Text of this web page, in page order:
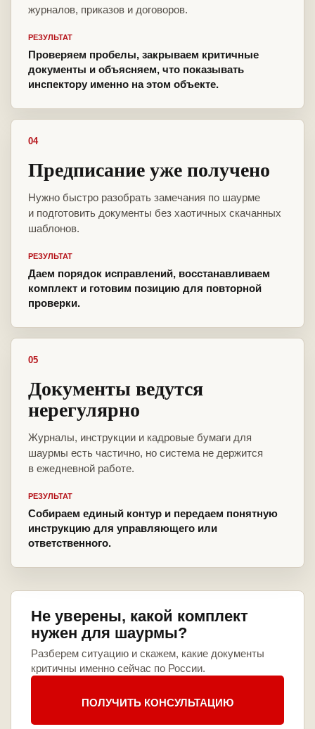
журналов, приказов и договоров.
РЕЗУЛЬТАТ
Проверяем пробелы, закрываем критичные
документы и объясняем, что показывать
инспектору именно на этом объекте.
04
Предписание уже получено
Нужно быстро разобрать замечания по шаурме
и подготовить документы без хаотичных скачанных
шаблонов.
РЕЗУЛЬТАТ
Даем порядок исправлений, восстанавливаем
комплект и готовим позицию для повторной
проверки.
05
Документы ведутся
нерегулярно
Журналы, инструкции и кадровые бумаги для
шаурмы есть частично, но система не держится
в ежедневной работе.
РЕЗУЛЬТАТ
Собираем единый контур и передаем понятную
инструкцию для управляющего или
ответственного.
Не уверены, какой комплект
нужен для шаурмы?
Разберем ситуацию и скажем, какие документы
критичны именно сейчас по России.
ПОЛУЧИТЬ КОНСУЛЬТАЦИЮ